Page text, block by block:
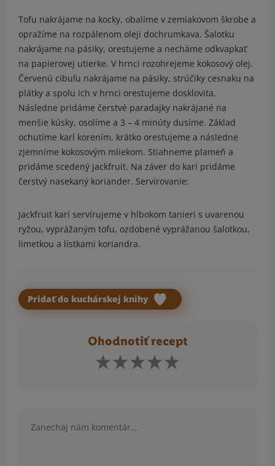
Tofu nakrájame na kocky, obalíme v zemiakovom škrobe a
opražíme na rozpálenom oleji dochrumkava. Šalotku
nakrájame na pásiky, orestujeme a necháme odkvapkať
na papierovej utierke. V hrnci rozohrejeme kokosový olej.
Červenú cibuľu nakrájame na pásiky, strúčiky cesnaku na
plátky a spolu ich v hrnci orestujeme dosklovita.
Následne pridáme čerstvé paradajky nakrájané na
menšie kúsky, osolíme a 3 – 4 minúty dusíme. Základ
ochutíme karí korením, krátko orestujeme a následne
zjemníme kokosovým mliekom. Stiahneme plameň a
pridáme scedený jackfruit. Na záver do karí pridáme
čerstvý nasekaný koriander. Servírovanie:
Jackfruit karí servírujeme v hlbokom tanieri s uvarenou
ryžou, vyprážaným tofu, ozdobené vyprážanou šalotkou,
limetkou a lístkami koriandra.
Pridať do kuchárskej knihy
Ohodnotiť recept